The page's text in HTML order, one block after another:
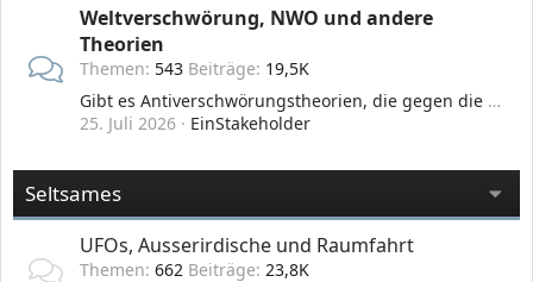
Weltverschwörung, NWO und andere
Theorien
Themen 543 Beiträge 19,5K
Gibt es Antiverschwörungstheorien, die gegen die Verschwörungstheorien ankämpfen?
25. Juli 2026
EinStakeholder
Seltsames
UFOs, Ausserirdische und Raumfahrt
Themen 662 Beiträge 23,8K